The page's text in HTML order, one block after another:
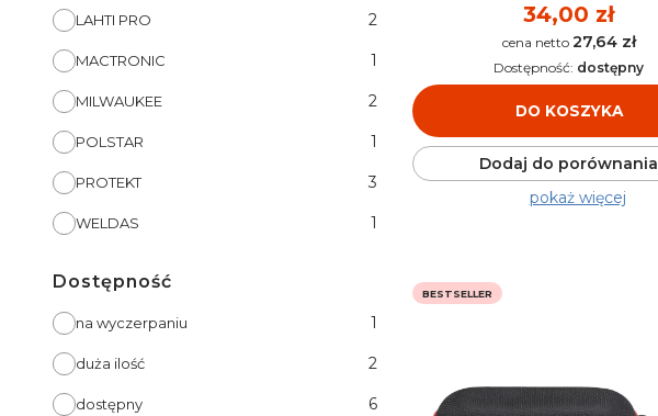
Marka
LAHTI PRO 2
MACTRONIC 1
MILWAUKEE 2
POLSTAR 1
PROTEKT 3
WELDAS 1
Dostępność
Dostępność
na wyczerpaniu 1
duża ilość 2
dostępny 6
Cena
34,00 zł
Cena 27,64 zł
DO KOSZYKA
Dostępność: dostępny
Dodaj do porównania
pokaż więcej
BESTSELLER